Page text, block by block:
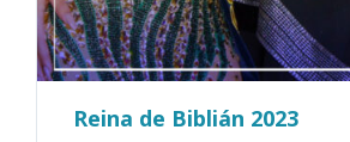
Reina de Biblián 2023